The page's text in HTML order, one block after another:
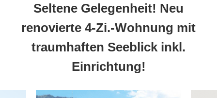
Seltene Gelegenheit! Neu
renovierte 4-Zi.-Wohnung mit
traumhaften Seeblick inkl.
Einrichtung!